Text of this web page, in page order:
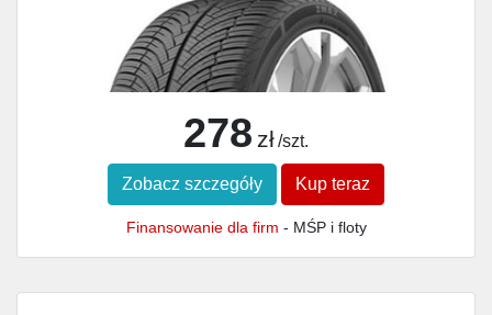
278 zł /szt.
Zobacz szczegóły Kup teraz
Finansowanie dla firm - MŚP i floty